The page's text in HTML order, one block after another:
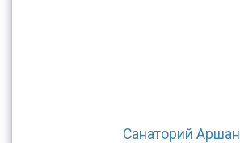
Санаторий Аршан